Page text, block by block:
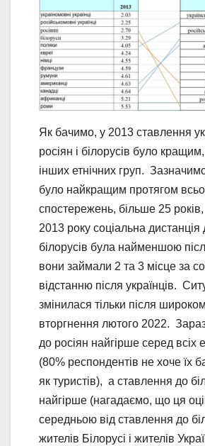
Як бачимо, у 2013 ставлення
росіян і білорусів було
інших етнічних груп.
було найкращим протягом
спостережень, більше 25 років,
2013 року соціальна дистанція
білорусів була найменшою
вони займали 2 та 3 місце за
відстанню після українців.
змінилася тільки після
вторгнення лютого 2022.
до росіян найгірше серед всіх
(80% респондентів не хоче їх
як туристів), а ставлення до
найгірше (нагадаємо, що ця
середньою від ставлення до
жителів Білорусі і жителів